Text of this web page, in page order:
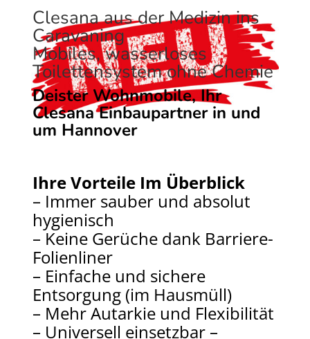
Clesana aus der Medizin ins
Caravaning
Mobiles, wasserloses
Toilettensystem ohne Chemie
Deister Wohnmobile, Ihr
Clesana Einbaupartner in und
um Hannover
Ihre Vorteile Im Überblick
– Immer sauber und absolut
hygienisch
– Keine Gerüche dank Barriere-
Folienliner
– Einfache und sichere
Entsorgung (im Hausmüll)
– Mehr Autarkie und Flexibilität
– Universell einsetzbar –